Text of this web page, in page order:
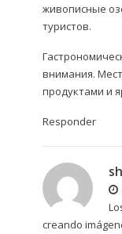
живописные
туристов.
внимания.
продуктами и
Responder
creando